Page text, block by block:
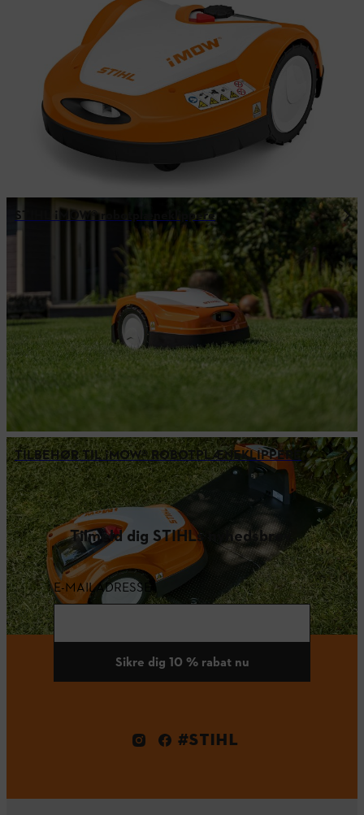
STIHL ¡MOW® robotplæneklippere
TILBEHØR TIL ¡MOW® ROBOTPLÆNEKLIPPERE
Tilmeld dig STIHLs nyhedsbrev.
E-MAILADRESSE
Sikre dig 10 % rabat nu
#STIHL